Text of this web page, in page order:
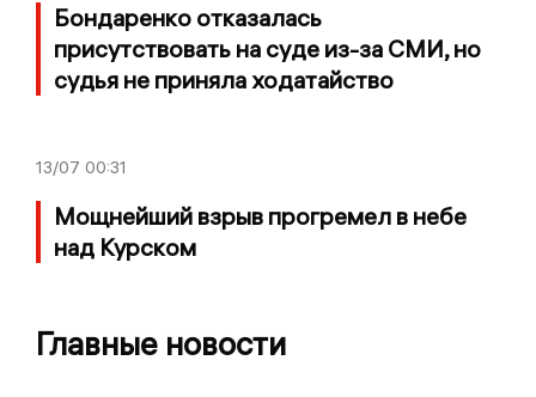
Бондаренко отказалась
присутствовать на суде из-за СМИ, но
судья не приняла ходатайство
13/07 00:31
Мощнейший взрыв прогремел в небе
над Курском
Главные новости